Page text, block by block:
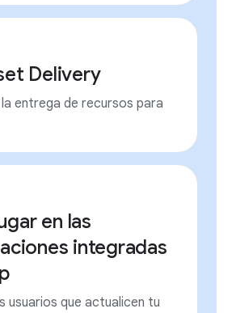
Delivery
entrega de recursos para
en las
integradas
usuarios que actualicen tu